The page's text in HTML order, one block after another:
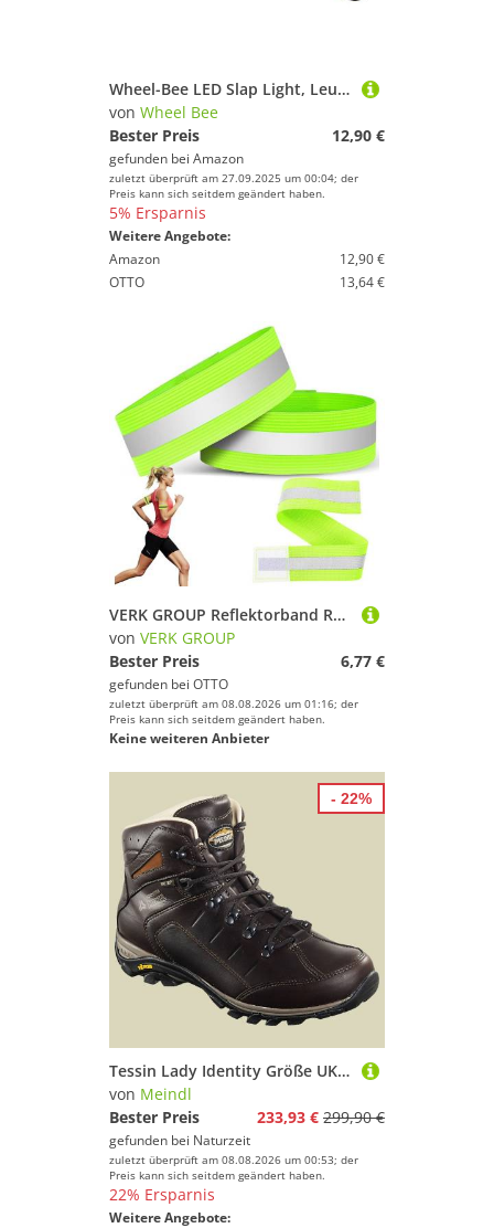
Wheel-Bee LED Slap Light, Leuchtband, Grün, 950030
von Wheel Bee
Bester Preis
12,90 €
gefunden bei Amazon
zuletzt überprüft am 27.09.2025 um 00:04; der
Preis kann sich seitdem geändert haben.
5% Ersparnis
Weitere Angebote:
Amazon
12,90 €
OTTO
13,64 €
VERK GROUP Reflektorband Reflektorband Reflektierend Leuchtband Armband, Reflektor, Sicherheit, Joggen, Set
von VERK GROUP
Bester Preis
6,77 €
gefunden bei OTTO
zuletzt überprüft am 08.08.2026 um 01:16; der
Preis kann sich seitdem geändert haben.
Keine weiteren Anbieter
Tessin Lady Identity Größe UK 7,5 Farbe dunkelbraun
von Meindl
Bester Preis
233,93 € 299,90 €
gefunden bei Naturzeit
zuletzt überprüft am 08.08.2026 um 00:53; der
Preis kann sich seitdem geändert haben.
22% Ersparnis
Weitere Angebote:
- 22%